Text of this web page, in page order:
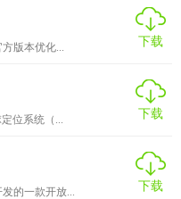
版本优化...
下载
位系统（...
下载
的一款开放...
下载